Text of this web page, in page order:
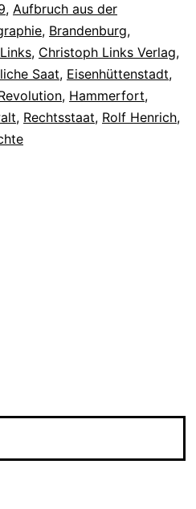
, Aufbruch aus der
, Brandenburg,
, Christoph Links Verlag,
Saat, Eisenhüttenstadt,
, Hammerfort,
, Rechtsstaat, Rolf Henrich,